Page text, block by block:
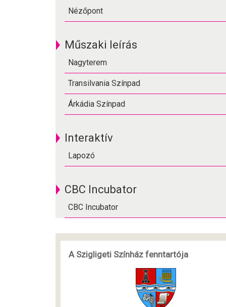
Nézőpont
Műszaki leírás
Nagyterem
Transilvania Színpad
Árkádia Színpad
Interaktív
Lapozó
CBC Incubator
CBC Incubator
A Szigligeti Színház fenntartója